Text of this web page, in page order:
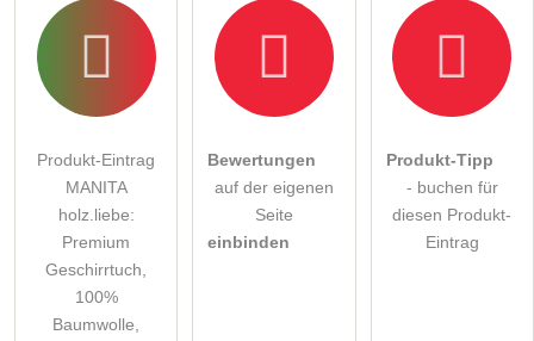
Produkt-Eintrag
MANITA
holz.liebe:
Premium
Geschirrtuch,
100%
Baumwolle,
Bewertungen
auf der eigenen
Seite
einbinden
Produkt-Tipp
- buchen für
diesen Produkt-
Eintrag